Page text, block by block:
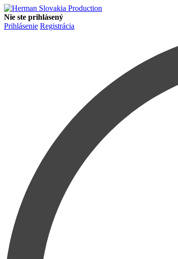
Nie ste prihlásený
Prihlásenie Registrácia